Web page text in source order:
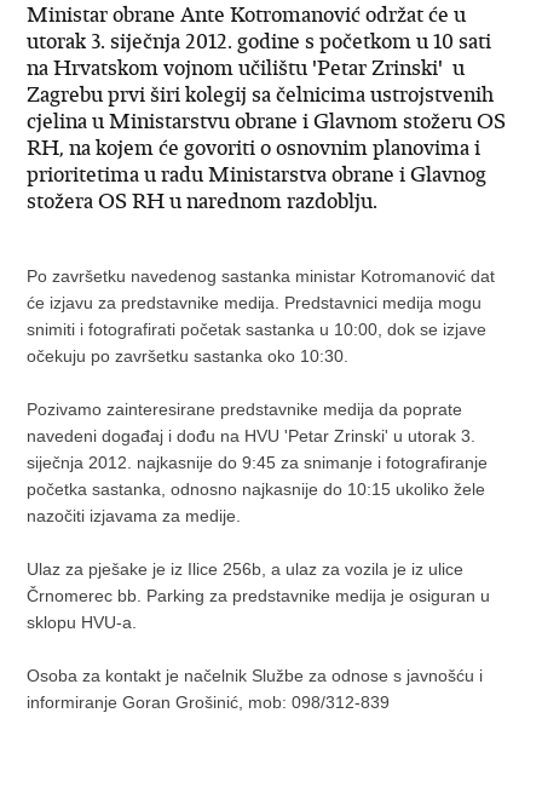
Ministar obrane Ante Kotromanović održat će u
utorak 3. siječnja 2012. godine s početkom u 10 sati
na Hrvatskom vojnom učilištu 'Petar Zrinski' u
Zagrebu prvi širi kolegij sa čelnicima ustrojstvenih
cjelina u Ministarstvu obrane i Glavnom stožeru OS
RH, na kojem će govoriti o osnovnim planovima i
prioritetima u radu Ministarstva obrane i Glavnog
stožera OS RH u narednom razdoblju.
Po završetku navedenog sastanka ministar Kotromanović dat
će izjavu za predstavnike medija. Predstavnici medija mogu
snimiti i fotografirati početak sastanka u 10:00, dok se izjave
očekuju po završetku sastanka oko 10:30.
Pozivamo zainteresirane predstavnike medija da poprate
navedeni događaj i dođu na HVU 'Petar Zrinski' u utorak 3.
siječnja 2012. najkasnije do 9:45 za snimanje i fotografiranje
početka sastanka, odnosno najkasnije do 10:15 ukoliko žele
nazočiti izjavama za medije.
Ulaz za pješake je iz Ilice 256b, a ulaz za vozila je iz ulice
Črnomerec bb. Parking za predstavnike medija je osiguran u
sklopu HVU-a.
Osoba za kontakt je načelnik Službe za odnose s javnošću i
informiranje Goran Grošinić, mob: 098/312-839